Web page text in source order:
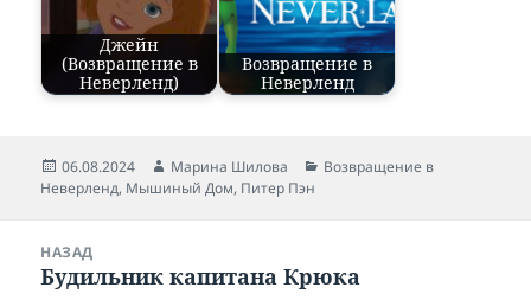
Джейн
(Возвращение в
Неверленд)
Возвращение в
Неверленд
Опубликовано
06.08.2024 Автор
Марина Шилова Рубрики
Возвращение в
Неверленд, Мышиный Дом, Питер Пэн
записям
НАЗАД
Предыдущая
Будильник капитана Крюка